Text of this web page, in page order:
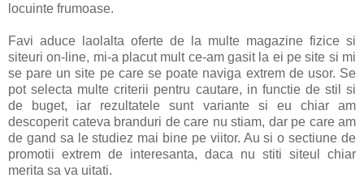
locuinte frumoase.
Favi aduce laolalta oferte de la multe magazine fizice si
siteuri on-line, mi-a placut mult ce-am gasit la ei pe site si mi
se pare un site pe care se poate naviga extrem de usor. Se
pot selecta multe criterii pentru cautare, in functie de stil si
de buget, iar rezultatele sunt variante si eu chiar am
descoperit cateva branduri de care nu stiam, dar pe care am
de gand sa le studiez mai bine pe viitor. Au si o sectiune de
promotii extrem de interesanta, daca nu stiti siteul chiar
merita sa va uitati.